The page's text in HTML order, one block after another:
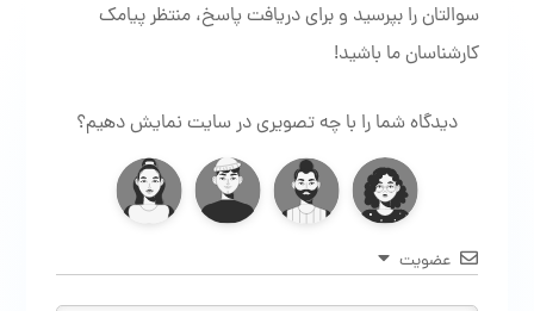
سوالتان را بپرسید و برای دریافت پاسخ، منتظر پیامک
کارشناسان ما باشید!
دیدگاه شما را با چه تصویری در سایت نمایش دهیم؟
عضویت